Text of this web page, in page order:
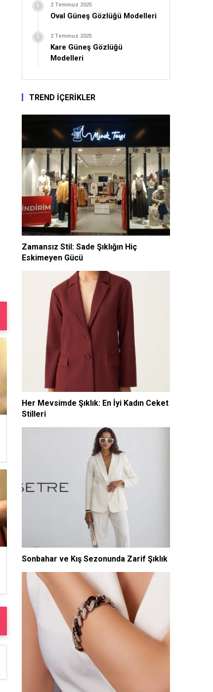
2 Temmuz 2025
Oval Güneş Gözlüğü Modelleri
2 Temmuz 2025
Kare Güneş Gözlüğü
Modelleri
TREND İÇERİKLER
Zamansız Stil: Sade Şıklığın Hiç
Eskimeyen Gücü
Her Mevsimde Şıklık: En İyi Kadın Ceket
Stilleri
Sonbahar ve Kış Sezonunda Zarif Şıklık